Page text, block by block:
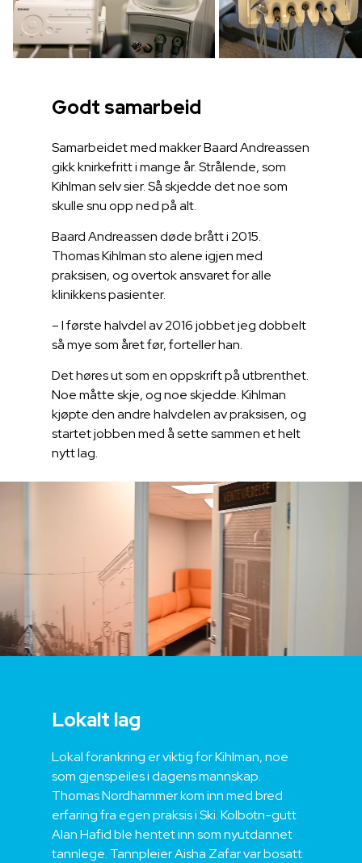
Samarbeidet med makker Baard Andreassen
gikk knirkefritt i mange år. Strålende, som
Kihlman selv sier. Så skjedde det noe som
skulle snu opp ned på alt.
Baard Andreassen døde brått i 2015.
Thomas Kihlman sto alene igjen med
praksisen, og overtok ansvaret for alle
klinikkens pasienter.
– I første halvdel av 2016 jobbet jeg dobbelt
så mye som året før, forteller han.
Det høres ut som en oppskrift på utbrenthet.
Noe måtte skje, og noe skjedde. Kihlman
kjøpte den andre halvdelen av praksisen, og
startet jobben med å sette sammen et helt
nytt lag.
Godt samarbeid
Lokal forankring er viktig for Kihlman, noe
som gjenspeiles i dagens mannskap.
Thomas Nordhammer kom inn med bred
erfaring fra egen praksis i Ski. Kolbotn-gutt
Alan Hafid ble hentet inn som nyutdannet
tannlege. Tannpleier Aisha Zafar var bosatt
Lokalt lag